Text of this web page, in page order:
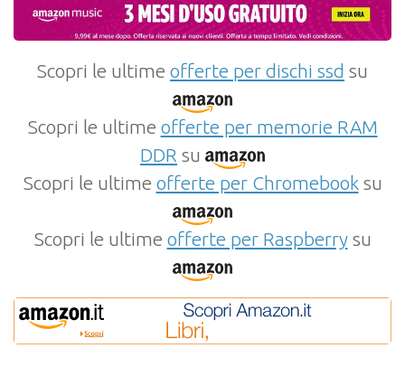
Scopri le ultime offerte per dischi ssd su
Scopri le ultime offerte per memorie RAM
DDR su
Scopri le ultime offerte per Chromebooksu
Scopri le ultime offerte per Raspberrysu